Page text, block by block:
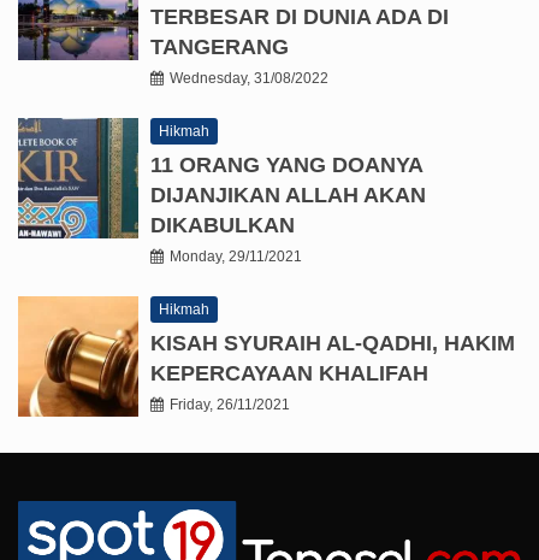
TERBESAR DI DUNIA ADA DI
TANGERANG
Wednesday, 31/08/2022
Hikmah
11 ORANG YANG DOANYA
DIJANJIKAN ALLAH AKAN
DIKABULKAN
Monday, 29/11/2021
Hikmah
KISAH SYURAIH AL-QADHI, HAKIM
KEPERCAYAAN KHALIFAH
Friday, 26/11/2021